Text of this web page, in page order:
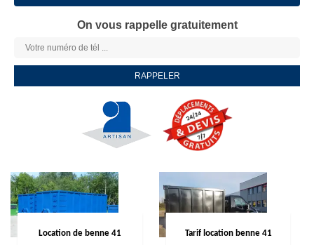
On vous rappelle gratuitement
Location de benne 41 Tarif location benne 41